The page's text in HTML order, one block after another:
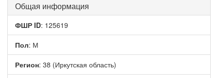
Общая информация
ФШР ID: 125619
Пол: М
Регион: 38 (Иркутская область)